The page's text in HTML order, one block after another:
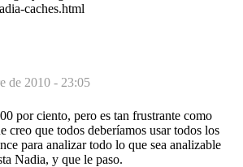
caches.html
de 2010 - 23:05
por ciento, pero es tan frustrante como
creo que todos deberíamos usar todos los
para analizar todo lo que sea analizable
Nadia, y que le paso.